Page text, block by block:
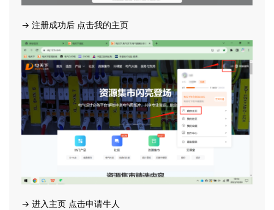
→ 注册成功后 点击我的主页
→ 进入主页 点击申请牛人